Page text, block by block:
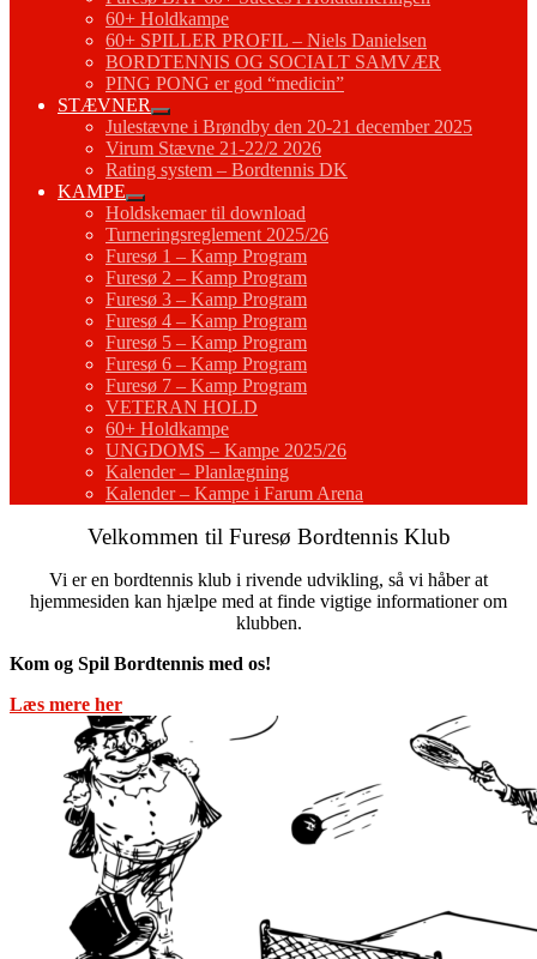
60+ Holdkampe
60+ SPILLER PROFIL – Niels Danielsen
BORDTENNIS OG SOCIALT SAMVÆR
PING PONG er god “medicin”
STÆVNER
Julestævne i Brøndby den 20-21 december 2025
Virum Stævne 21-22/2 2026
Rating system – Bordtennis DK
KAMPE
Holdskemaer til download
Turneringsreglement 2025/26
Furesø 1 – Kamp Program
Furesø 2 – Kamp Program
Furesø 3 – Kamp Program
Furesø 4 – Kamp Program
Furesø 5 – Kamp Program
Furesø 6 – Kamp Program
Furesø 7 – Kamp Program
VETERAN HOLD
60+ Holdkampe
UNGDOMS – Kampe 2025/26
Kalender – Planlægning
Kalender – Kampe i Farum Arena
Velkommen til Furesø Bordtennis Klub
Vi er en bordtennis klub i rivende udvikling, så vi håber at
hjemmesiden kan hjælpe med at finde vigtige informationer om
klubben.
Kom og Spil Bordtennis med os!
Læs mere her